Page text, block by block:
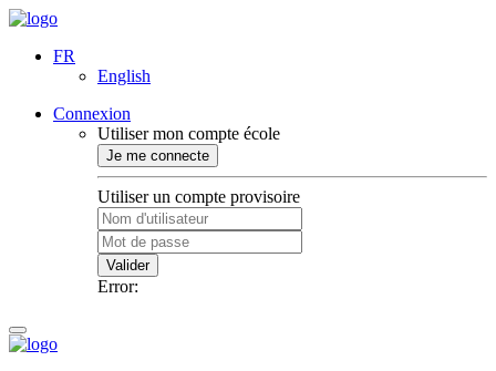
FR
English
Connexion
Utiliser mon compte école
Je me connecte
Utiliser un compte provisoire
Valider
Error: